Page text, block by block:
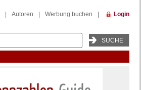
Autoren Werbung buchen Login